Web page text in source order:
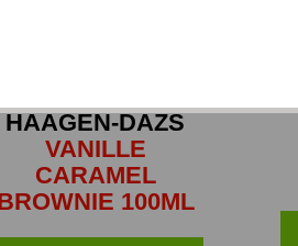
HAAGEN-DAZS
VANILLE
CARAMEL
100ML